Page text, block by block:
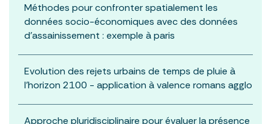
Méthodes pour confronter spatialement les
données socio-économiques avec des données
d’assainissement : exemple à paris
Evolution des rejets urbains de temps de pluie à
l’horizon 2100 - application à valence romans agglo
Approche pluridisciplinaire pour évaluer la présence